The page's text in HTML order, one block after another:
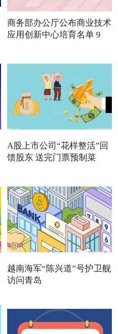
商务部办公厅公布商业技术
应用创新中心培育名单 9
A股上市公司“花样整活”回
馈股东 送完门票预制菜
越南海军“陈兴道”号护卫舰
访问青岛